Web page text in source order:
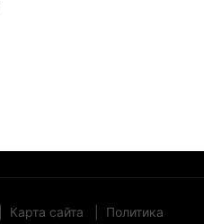
Качества Воды-1
Карта сайта Политика